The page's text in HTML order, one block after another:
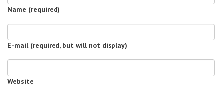
Name (required)
E-mail (required, but will not display)
Website